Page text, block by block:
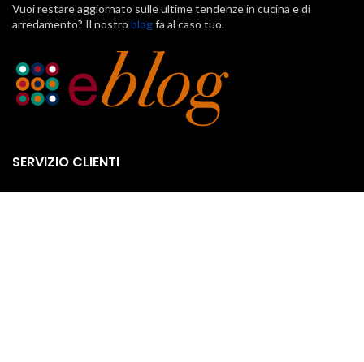
Vuoi restare aggiornato sulle ultime tendenze in cucina e di
arredamento? Il nostro blogfa al caso tuo.
SERVIZIO CLIENTI
Klarna